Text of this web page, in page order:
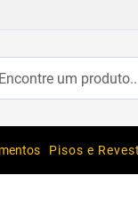
um
Pisos e